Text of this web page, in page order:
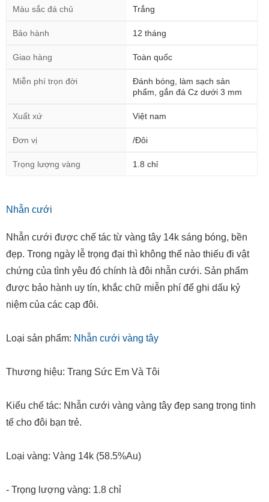
Màu sắc đá chủ Trắng
Bảo hành 12 tháng
Giao hàng Toàn quốc
Miễn phí trọn đời
Đánh bóng, làm sạch sản
phẩm, gắn đá Cz dưới 3 mm
Xuất xứ Việt nam
Đơn vị /Đôi
Trọng lượng vàng 1.8 chỉ
Nhẫn cưới
Nhẫn cưới được chế tác từ vàng tây 14k sáng bóng, bền
đẹp. Trong ngày lễ trọng đại thì không thể nào thiếu đi vật
chứng của tình yêu đó chính là đôi nhẫn cưới. Sản phẩm
được bảo hành uy tín, khắc chữ miễn phí để ghi dấu kỷ
niệm của các cạp đôi.
Loại sản phẩm: Nhẫn cưới vàng tây
Thương hiệu: Trang Sức Em Và Tôi
Kiểu chế tác: Nhẫn cưới vàng vàng tây đẹp sang trọng tinh
tế cho đôi bạn trẻ.
Loại vàng: Vàng 14k (58.5%Au)
- Trọng lượng vàng: 1.8 chỉ